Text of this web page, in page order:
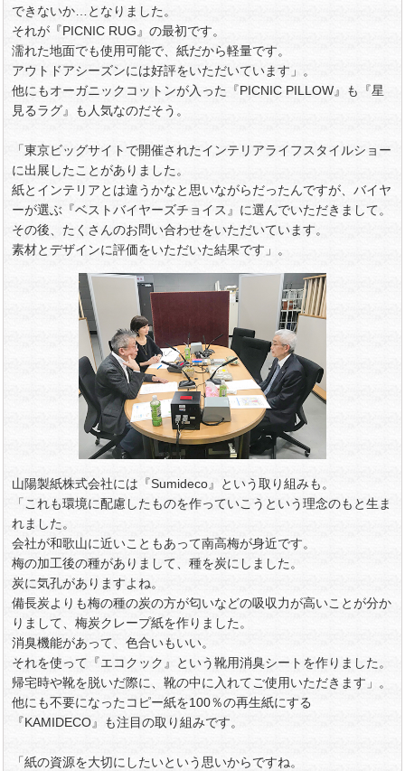
できないか…となりました。
それが『PICNIC RUG』の最初です。
濡れた地面でも使用可能で、紙だから軽量です。
アウトドアシーズンには好評をいただいています」。
他にもオーガニックコットンが入った『PICNIC PILLOW』も『星
見るラグ』も人気なのだそう。
「東京ビッグサイトで開催されたインテリアライフスタイルショー
に出展したことがありました。
紙とインテリアとは違うかなと思いながらだったんですが、バイヤ
ーが選ぶ『ベストバイヤーズチョイス』に選んでいただきまして。
その後、たくさんのお問い合わせをいただいています。
素材とデザインに評価をいただいた結果です」。
山陽製紙株式会社には『Sumideco』という取り組みも。
「これも環境に配慮したものを作っていこうという理念のもと生ま
れました。
会社が和歌山に近いこともあって南高梅が身近です。
梅の加工後の種がありまして、種を炭にしました。
炭に気孔がありますよね。
備長炭よりも梅の種の炭の方が匂いなどの吸収力が高いことが分か
りまして、梅炭クレープ紙を作りました。
消臭機能があって、色合いもいい。
それを使って『エコクック』という靴用消臭シートを作りました。
帰宅時や靴を脱いだ際に、靴の中に入れてご使用いただきます」。
他にも不要になったコピー紙を100％の再生紙にする
『KAMIDECO』も注目の取り組みです。
「紙の資源を大切にしたいという思いからですね。